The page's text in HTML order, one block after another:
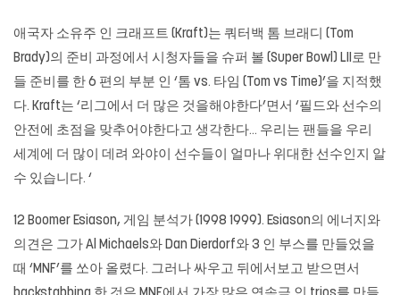
애국자 소유주 인 크래프트 (Kraft)는 쿼터백 톰 브래디 (Tom
Brady)의 준비 과정에서 시청자들을 슈퍼 볼 (Super Bowl) LII로 만
들 준비를 한 6 편의 부분 인 ‘톰 vs. 타임 (Tom vs Time)’을 지적했
다. Kraft는 ‘리그에서 더 많은 것을해야한다’면서 ‘필드와 선수의
안전에 초점을 맞추어야한다고 생각한다… 우리는 팬들을 우리
세계에 더 많이 데려 와야이 선수들이 얼마나 위대한 선수인지 알
수 있습니다. ‘
12 Boomer Esiason, 게임 분석가 (1998 1999). Esiason의 에너지와
의견은 그가 Al Michaels와 Dan Dierdorf와 3 인 부스를 만들었을
때 ‘MNF’를 쏘아 올렸다. 그러나 싸우고 뒤에서보고 받으면서